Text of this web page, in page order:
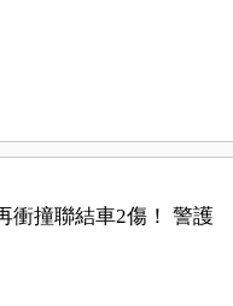
衝撞聯結車2傷！ 警護